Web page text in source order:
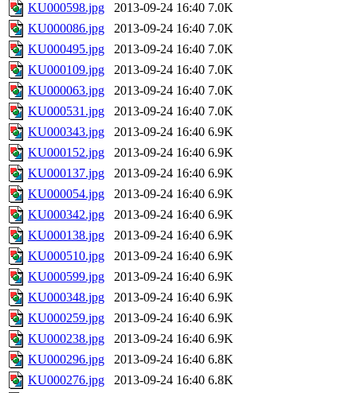
KU000598.jpg
2013-09-24 16:40 7.0K
KU000086.jpg
2013-09-24 16:40 7.0K
KU000495.jpg
2013-09-24 16:40 7.0K
KU000109.jpg
2013-09-24 16:40 7.0K
KU000063.jpg
2013-09-24 16:40 7.0K
KU000531.jpg
2013-09-24 16:40 7.0K
KU000343.jpg
2013-09-24 16:40 6.9K
KU000152.jpg
2013-09-24 16:40 6.9K
KU000137.jpg
2013-09-24 16:40 6.9K
KU000054.jpg
2013-09-24 16:40 6.9K
KU000342.jpg
2013-09-24 16:40 6.9K
KU000138.jpg
2013-09-24 16:40 6.9K
KU000510.jpg
2013-09-24 16:40 6.9K
KU000599.jpg
2013-09-24 16:40 6.9K
KU000348.jpg
2013-09-24 16:40 6.9K
KU000259.jpg
2013-09-24 16:40 6.9K
KU000238.jpg
2013-09-24 16:40 6.9K
KU000296.jpg
2013-09-24 16:40 6.8K
KU000276.jpg
2013-09-24 16:40 6.8K